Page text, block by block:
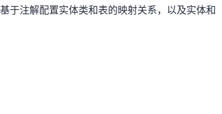
于注解配置实体类和表的映射关系，以及实体和